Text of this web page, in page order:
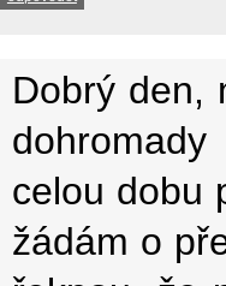
Dobrý den,
celou dobu
žádám o